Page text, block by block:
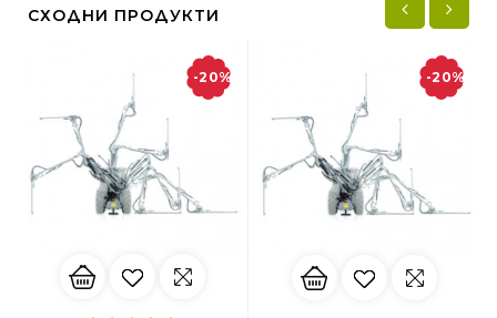
СХОДНИ ПРОДУКТИ
-20% -20%